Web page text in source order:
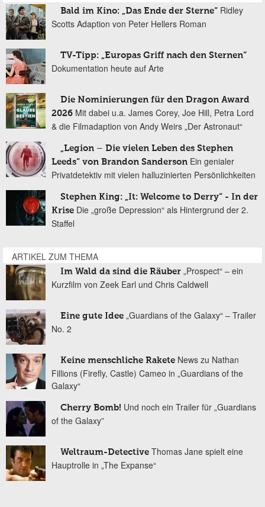
Bald im Kino: „Das Ende der Sterne“ Ridley
Scotts Adaption von Peter Hellers Roman
TV-Tipp: „Europas Griff nach den Sternen“
Dokumentation heute auf Arte
Die Nominierungen für den Dragon Award
2026 Mit dabei u.a. James Corey, Joe Hill, Petra Lord
& die Filmadaption von Andy Weirs „Der Astronaut“
„Legion – Die vielen Leben des Stephen
Leeds“ von Brandon Sanderson Ein genialer
Privatdetektiv mit vielen halluzinierten Persönlichkeiten
Stephen King: „It: Welcome to Derry“ - In der
Krise Die „große Depression“ als Hintergrund der 2.
Staffel
ARTIKEL ZUM THEMA
Im Wald da sind die Räuber „Prospect“ – ein
Kurzfilm von Zeek Earl und Chris Caldwell
Eine gute Idee „Guardians of the Galaxy“ – Trailer
No. 2
Keine menschliche Rakete News zu Nathan
Fillions (Firefly, Castle) Cameo in „Guardians of the
Galaxy“
Cherry Bomb! Und noch ein Trailer für „Guardians
of the Galaxy”
Weltraum-Detective Thomas Jane spielt eine
Hauptrolle in „The Expanse“